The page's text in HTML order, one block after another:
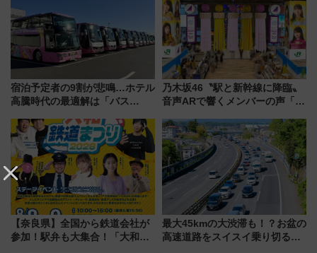
宿泊予定者の9割が悲鳴…ホテル
高騰時代の最適解は「バス
した、推し活遠征や観光時のリ
アルな懐事情
乃木坂46〝駅と新幹線に降臨〟
音声ARで響くメンバーの声「真
【奈良県】全国から鉄道会社が
参加！駅弁も大集合！「大和鉄
最大45kmの大渋滞も！？お盆の
高速道路をスイスイ乗り切る快